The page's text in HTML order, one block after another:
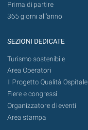
Prima di partire
365 giorni all’anno
SEZIONI DEDICATE
Turismo sostenibile
Area Operatori
Il Progetto Qualità Ospitale
Fiere e congressi
Organizzatore di eventi
Area stampa